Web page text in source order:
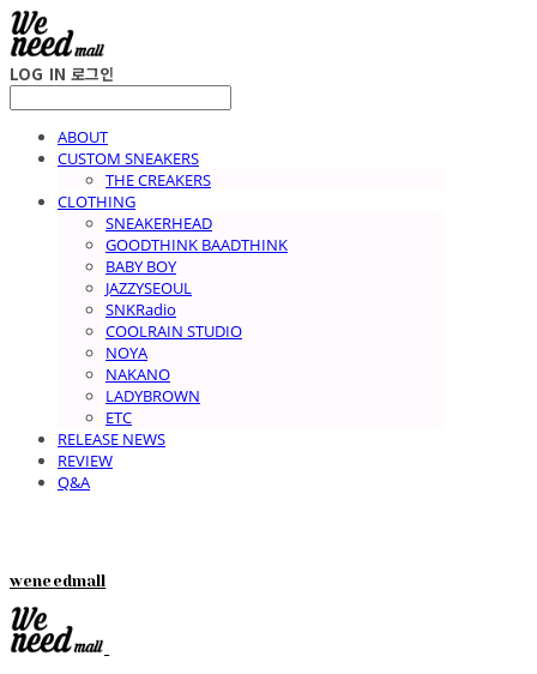
LOG IN 로그인
ABOUT
CUSTOM SNEAKERS
THE CREAKERS
CLOTHING
SNEAKERHEAD
GOODTHINK BAADTHINK
BABY BOY
JAZZYSEOUL
SNKRadio
COOLRAIN STUDIO
NOYA
NAKANO
LADYBROWN
ETC
RELEASE NEWS
REVIEW
Q&A
weneedmall